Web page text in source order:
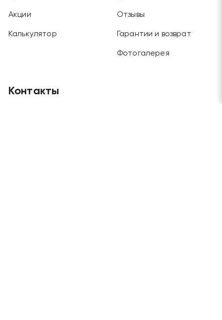
Акции
Калькулятор
Отзывы
Гарантии и возврат
Фотогалерея
Контакты